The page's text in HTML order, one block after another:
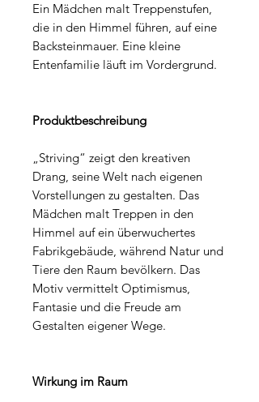
Ein Mädchen malt Treppenstufen,
die in den Himmel führen, auf eine
Backsteinmauer. Eine kleine
Entenfamilie läuft im Vordergrund.
Produktbeschreibung
„Striving“ zeigt den kreativen
Drang, seine Welt nach eigenen
Vorstellungen zu gestalten. Das
Mädchen malt Treppen in den
Himmel auf ein überwuchertes
Fabrikgebäude, während Natur und
Tiere den Raum bevölkern. Das
Motiv vermittelt Optimismus,
Fantasie und die Freude am
Gestalten eigener Wege.
Wirkung im Raum